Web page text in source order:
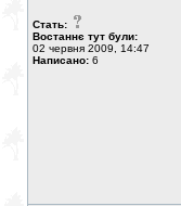
Стать:
Востаннє тут були:
02 червня 2009, 14:47
Написано: 6